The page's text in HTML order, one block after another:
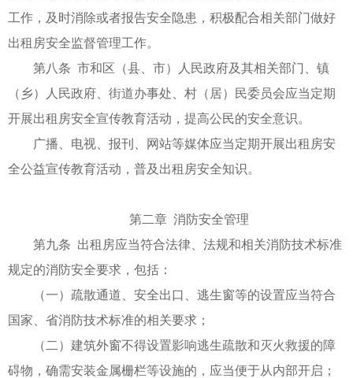
工作，及时消除或者报告安全隐患，积极配合相关部门做好
出租房安全监督管理工作。
第八条 市和区（县、市）人民政府及其相关部门、镇
（乡）人民政府、街道办事处、村（居）民委员会应当定期
开展出租房安全宣传教育活动，提高公民的安全意识。
广播、电视、报刊、网站等媒体应当定期开展出租房安
全公益宣传教育活动，普及出租房安全知识。
第二章 消防安全管理
第九条 出租房应当符合法律、法规和相关消防技术标准
规定的消防安全要求，包括：
（一）疏散通道、安全出口、逃生窗等的设置应当符合
国家、省消防技术标准的相关要求；
（二）建筑外窗不得设置影响逃生疏散和灭火救援的障
碍物，确需安装金属栅栏等设施的，应当便于从内部开启；